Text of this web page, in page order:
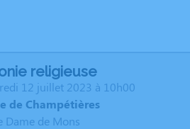
religieuse
12 juillet 2023 à 10h00
de Champétières
Dame de Mons